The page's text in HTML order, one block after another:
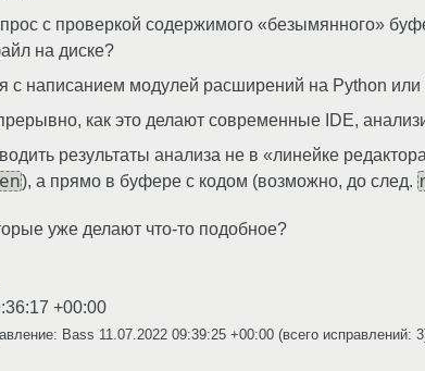
с проверкой содержимого «безымянного»
на диске?
с написанием модулей расширений на Python или
как это делают современные IDE,
результаты анализа не в «линейке
), а прямо в буфере с кодом (возможно, до след.
уже делают что-то подобное?
+00:00
Bass 11.07.2022 09:39:25 +00:00 (всего исправлений: